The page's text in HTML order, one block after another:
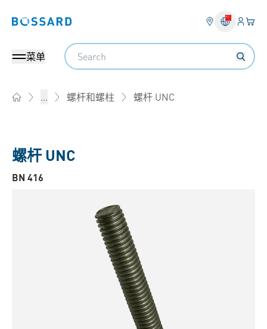
Bossard homepage 登入
您
菜单
Search
... 螺杆和螺柱 螺杆 UNC
螺杆 UNC
BN 416